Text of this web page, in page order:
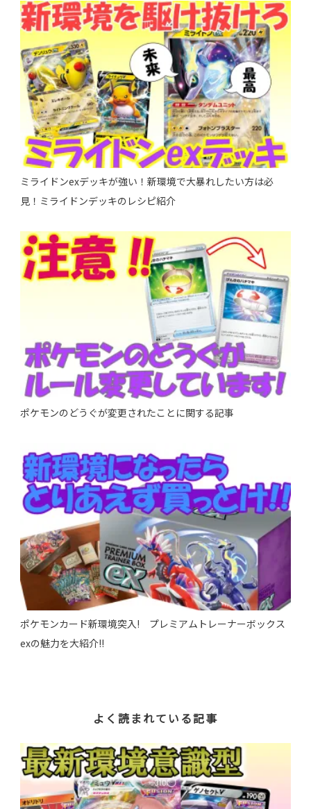
ミライドンexデッキが強い！新環境で大暴れしたい方は必
見！ミライドンデッキのレシピ紹介
ポケモンのどうぐが変更されたことに関する記事
ポケモンカード新環境突入! プレミアムトレーナーボックス
exの魅力を大紹介!!
よく読まれている記事